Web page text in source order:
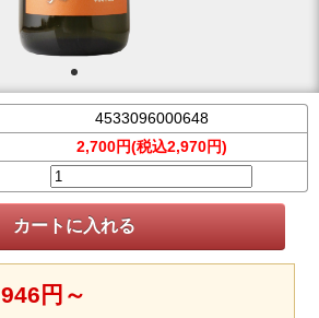
4533096000648
2,700円(税込2,970円)
946円～